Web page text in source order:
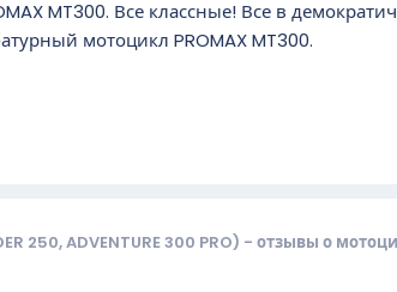
MT300. Все классные! Все в
мотоцикл PROMAX MT300.
250, ADVENTURE 300 PRO) - отзывы о